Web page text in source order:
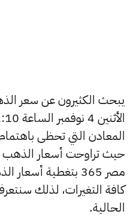
يبحث الكثيرون عن سعر
المعادن التي تحظى
حيث تراوحت أسعار الذهب
مصر 365 بتغطية
كافة التغيرات، لذلك
الحالية.